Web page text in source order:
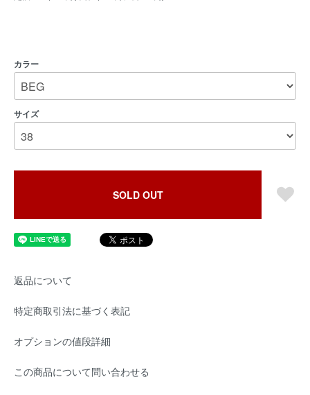
カラー
サイズ
SOLD OUT
返品について
特定商取引法に基づく表記
オプションの値段詳細
この商品について問い合わせる